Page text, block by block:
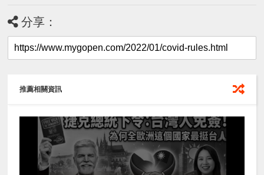
分享：
推薦相關資訊